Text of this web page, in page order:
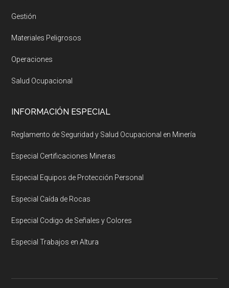
Gestión
Materiales Peligrosos
Operaciones
Salud Ocupacional
INFORMACIÓN ESPECIAL
Reglamento de Seguridad y Salud Ocupacional en Minería
Especial Certificaciones Mineras
Especial Equipos de Protección Personal
Especial Caída de Rocas
Especial Codigo de Señales y Colores
Especial Trabajos en Altura